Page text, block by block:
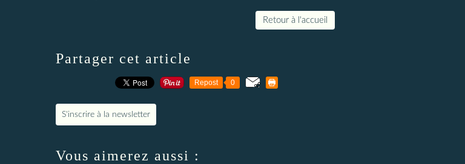
Retour à l'accueil
Partager cet article
Repost 0
S'inscrire à la newsletter
Vous aimerez aussi :